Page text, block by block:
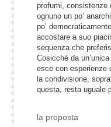
profumi, consistenze
ognuno un po’
po’
accostare a suo
sequenza che
Cosicché da
esce con esperienze
la condivisione,
questa, resta uguale
la proposta